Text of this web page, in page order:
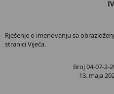
IV
Rješenje o imenovanju sa
stranici Vijeća.
Broj 04-07-2-
13. maja